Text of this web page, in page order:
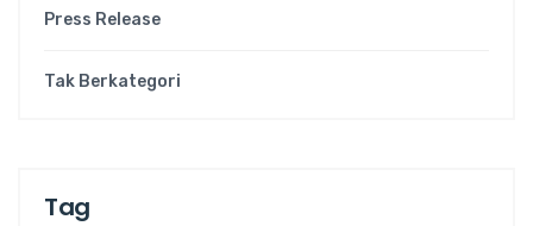
Press Release
Tak Berkategori
Tag